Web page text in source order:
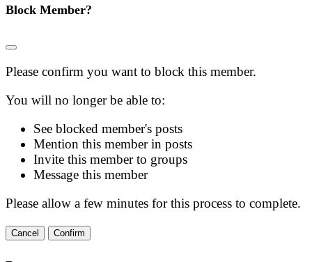
Block Member?
Please confirm you want to block this member.
You will no longer be able to:
See blocked member's posts
Mention this member in posts
Invite this member to groups
Message this member
Please allow a few minutes for this process to complete.
Confirm